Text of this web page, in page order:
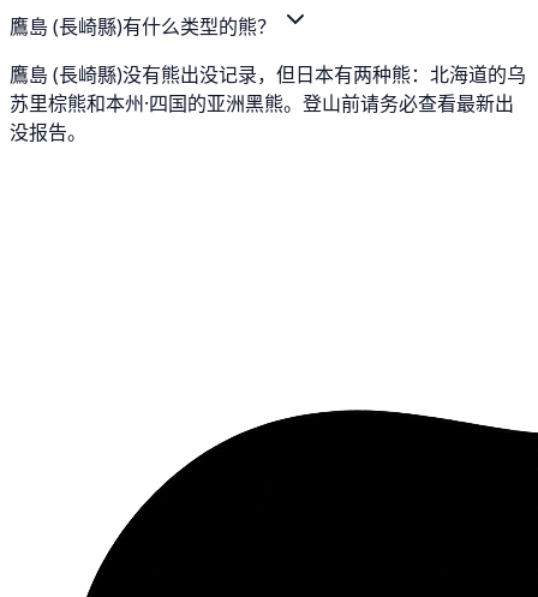
鷹島 (長崎縣)有什么类型的熊？
鷹島 (長崎縣)没有熊出没记录，但日本有两种熊：北海道的乌
苏里棕熊和本州·四国的亚洲黑熊。登山前请务必查看最新出
没报告。